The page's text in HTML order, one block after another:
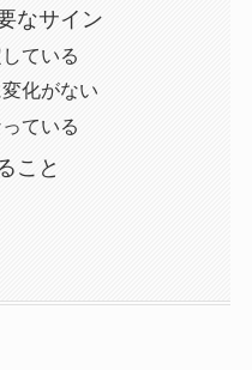
なサイン
ている
化がない
ている
こと